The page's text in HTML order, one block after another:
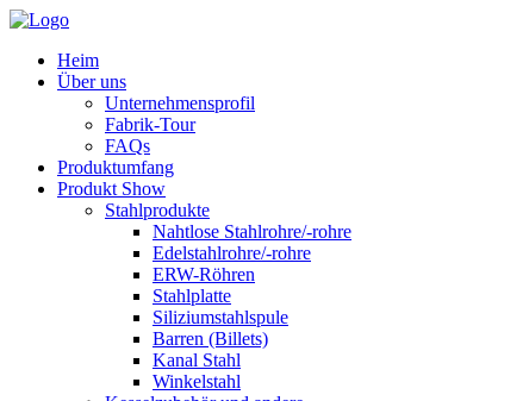
Heim
Über uns
Unternehmensprofil
Fabrik-Tour
FAQs
Produktumfang
Produkt Show
Stahlprodukte
Nahtlose Stahlrohre/-rohre
Edelstahlrohre/-rohre
ERW-Röhren
Stahlplatte
Siliziumstahlspule
Barren (Billets)
Kanal Stahl
Winkelstahl